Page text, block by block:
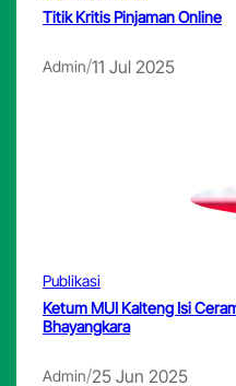
Titik Kritis Pinjaman Online
Admin/11 Jul 2025
Publikasi
Ketum MUI Kalteng Isi
Bhayangkara
Admin/25 Jun 2025